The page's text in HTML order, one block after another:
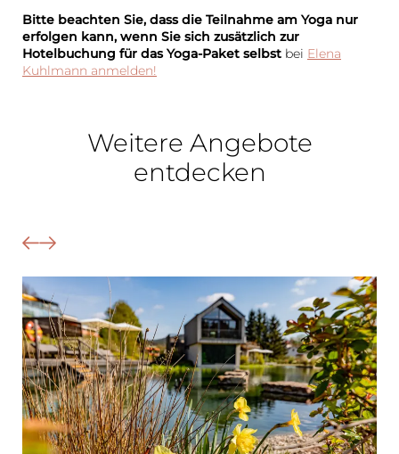
Bitte beachten Sie, dass die Teilnahme am Yoga nur
erfolgen kann, wenn Sie sich zusätzlich zur
Hotelbuchung für das Yoga-Paket selbst bei Elena
Kuhlmann anmelden!
Weitere Angebote
entdecken